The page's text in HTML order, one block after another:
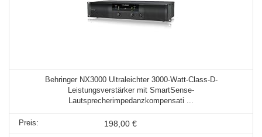
Behringer NX3000 Ultraleichter 3000-Watt-Class-D-
Leistungsverstärker mit SmartSense-
Lautsprecherimpedanzkompensati ...
198,00 €